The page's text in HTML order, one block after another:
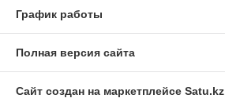
График работы
Полная версия сайта
Сайт создан на маркетплейсе Satu.kz